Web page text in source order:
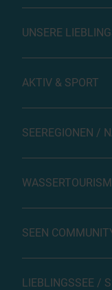
UNSERE
AKTIV & SPORT
SEEREGIONEN /
SEEN
LIEBLINGSSEE /